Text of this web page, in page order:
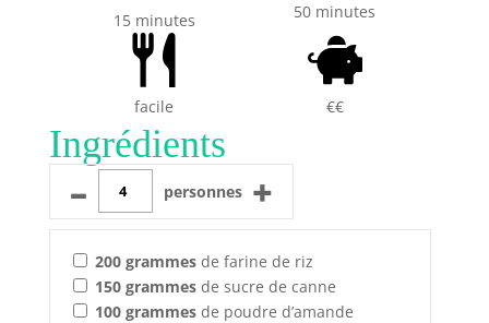
15 minutes 50 minutes
facile €€
Ingrédients
– personnes +
200 grammesde farine de riz
150 grammesde sucre de canne
100 grammesde poudre d’amande